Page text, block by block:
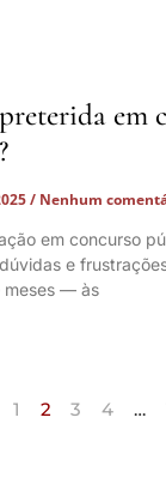
em
Nenhum
em concurso
e
meses — às
1 2 3 4 …